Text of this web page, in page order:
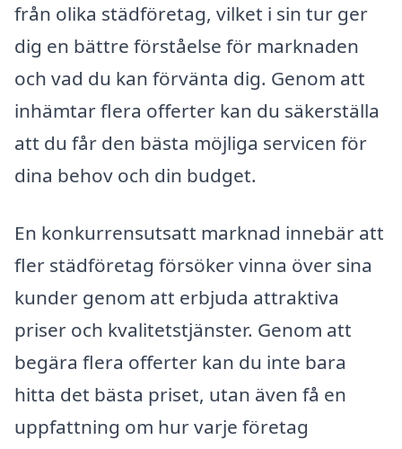
från olika städföretag, vilket i sin tur ger
dig en bättre förståelse för marknaden
och vad du kan förvänta dig. Genom att
inhämtar flera offerter kan du säkerställa
att du får den bästa möjliga servicen för
dina behov och din budget.
En konkurrensutsatt marknad innebär att
fler städföretag försöker vinna över sina
kunder genom att erbjuda attraktiva
priser och kvalitetstjänster. Genom att
begära flera offerter kan du inte bara
hitta det bästa priset, utan även få en
uppfattning om hur varje företag